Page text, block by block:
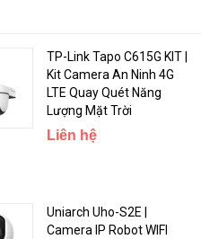
sát trong điều kiện ánh sáng
này có thể hoạt động ổn
hệ điều hành và thiết bị, bao
TP-Link Tapo C615G KIT |
Kit Camera An Ninh 4G
LTE Quay Quét Năng
Lượng Mặt Trời
Liên hệ
Uniarch Uho-S2E |
Camera IP Robot WIFI